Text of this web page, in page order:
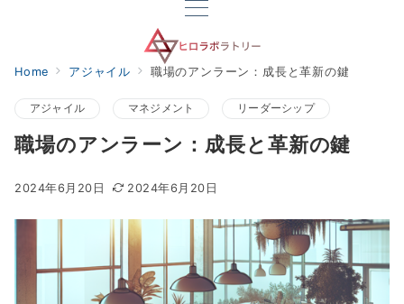
Home アジャイル 職場のアンラーン：成長と革新の鍵
アジャイル マネジメント リーダーシップ
職場のアンラーン：成長と革新の鍵
2024年6月20日 2024年6月20日